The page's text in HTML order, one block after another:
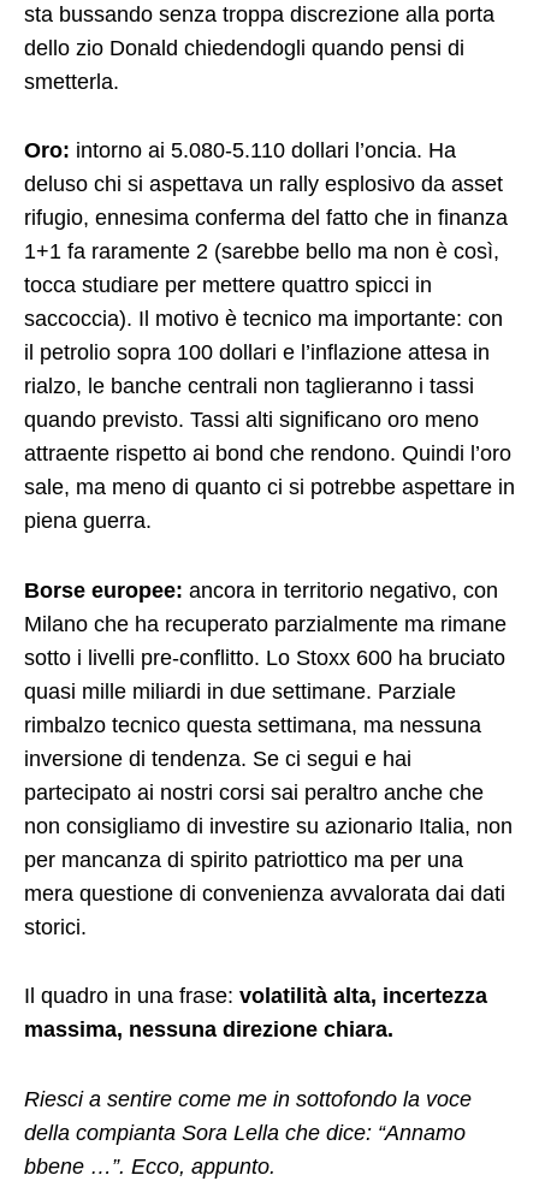
sta bussando senza troppa discrezione alla porta
dello zio Donald chiedendogli quando pensi di
smetterla.
Oro: intorno ai 5.080-5.110 dollari l’oncia. Ha
deluso chi si aspettava un rally esplosivo da asset
rifugio, ennesima conferma del fatto che in finanza
1+1 fa raramente 2 (sarebbe bello ma non è così,
tocca studiare per mettere quattro spicci in
saccoccia). Il motivo è tecnico ma importante: con
il petrolio sopra 100 dollari e l’inflazione attesa in
rialzo, le banche centrali non taglieranno i tassi
quando previsto. Tassi alti significano oro meno
attraente rispetto ai bond che rendono. Quindi l’oro
sale, ma meno di quanto ci si potrebbe aspettare in
piena guerra.
Borse europee: ancora in territorio negativo, con
Milano che ha recuperato parzialmente ma rimane
sotto i livelli pre-conflitto. Lo Stoxx 600 ha bruciato
quasi mille miliardi in due settimane. Parziale
rimbalzo tecnico questa settimana, ma nessuna
inversione di tendenza. Se ci segui e hai
partecipato ai nostri corsi sai peraltro anche che
non consigliamo di investire su azionario Italia, non
per mancanza di spirito patriottico ma per una
mera questione di convenienza avvalorata dai dati
storici.
Il quadro in una frase: volatilità alta, incertezza
massima, nessuna direzione chiara.
Riesci a sentire come me in sottofondo la voce
della compianta Sora Lella che dice: “Annamo
bbene …”. Ecco, appunto.